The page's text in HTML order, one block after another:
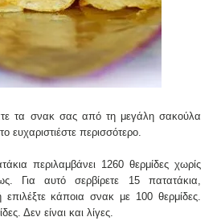
τα σνακ σας από τη μεγάλη σακούλα
ευχαριστιέστε περισσότερο.
περιλαμβάνει 1260 θερμίδες χωρίς
Για αυτό σερβίρετε 15 πατατάκια,
κάποια σνακ με 100 θερμίδες.
Δεν είναι και λίγες.